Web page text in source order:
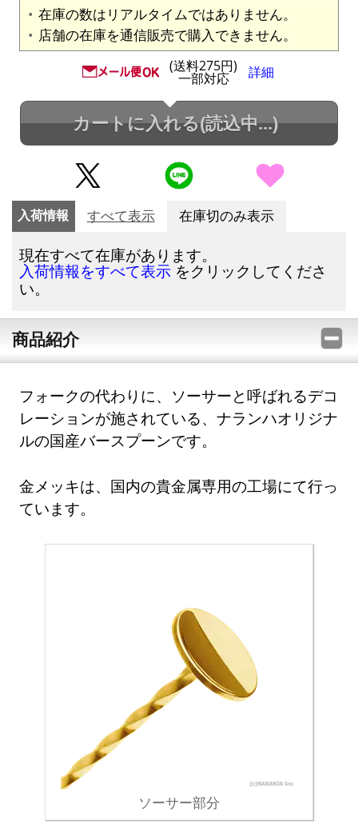
在庫の数はリアルタイムではありません。
店舗の在庫を通信販売で購入できません。
(送料275円)
一部対応 詳細
カートに入れる(読込中...)
入荷情報 すべて表示 在庫切のみ表示
現在すべて在庫があります。
入荷情報をすべて表示 をクリックしてくださ
い。
商品紹介
フォークの代わりに、ソーサーと呼ばれるデコ
レーションが施されている、ナランハオリジナ
ルの国産バースプーンです。
金メッキは、国内の貴金属専用の工場にて行っ
ています。
ソーサー部分